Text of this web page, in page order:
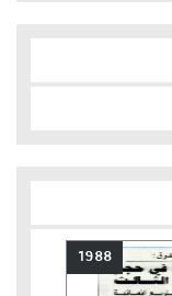
1988